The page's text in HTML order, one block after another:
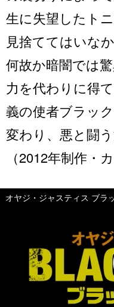
生に失望したト
見捨ててはいな
何故か暗闇では
力を代わりに得
義の使者ブラッ
変わり、悪と闘
（2012年制作・